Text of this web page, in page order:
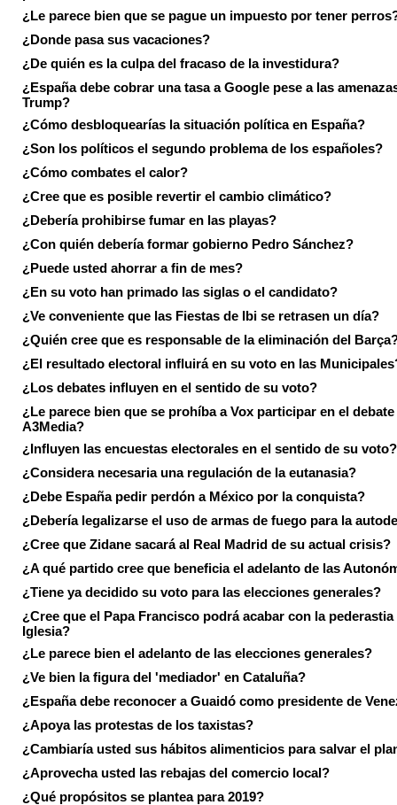
¿Le parece bien que se pague un impuesto por tener
¿Donde pasa sus vacaciones?
¿De quién es la culpa del fracaso de la investidura?
¿España debe cobrar una tasa a Google pese a las
Trump?
¿Cómo desbloquearías la situación política en España?
¿Son los políticos el segundo problema de los españoles?
¿Cómo combates el calor?
¿Cree que es posible revertir el cambio climático?
¿Debería prohibirse fumar en las playas?
¿Con quién debería formar gobierno Pedro Sánchez?
¿Puede usted ahorrar a fin de mes?
¿En su voto han primado las siglas o el candidato?
¿Ve conveniente que las Fiestas de Ibi se retrasen un día?
¿Quién cree que es responsable de la eliminación del
¿El resultado electoral influirá en su voto en las
¿Los debates influyen en el sentido de su voto?
¿Le parece bien que se prohíba a Vox participar en el debate
A3Media?
¿Influyen las encuestas electorales en el sentido de su voto?
¿Considera necesaria una regulación de la eutanasia?
¿Debe España pedir perdón a México por la conquista?
¿Debería legalizarse el uso de armas de fuego para la
¿Cree que Zidane sacará al Real Madrid de su actual crisis?
¿A qué partido cree que beneficia el adelanto de las
¿Tiene ya decidido su voto para las elecciones generales?
¿Cree que el Papa Francisco podrá acabar con la pederastia
Iglesia?
¿Le parece bien el adelanto de las elecciones generales?
¿Ve bien la figura del 'mediador' en Cataluña?
¿España debe reconocer a Guaidó como presidente de
¿Apoya las protestas de los taxistas?
¿Cambiaría usted sus hábitos alimenticios para salvar el
¿Aprovecha usted las rebajas del comercio local?
¿Qué propósitos se plantea para 2019?